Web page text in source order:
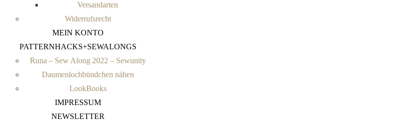
Versandarten
Widerrufsrecht
MEIN KONTO
PATTERNHACKS+SEWALONGS
Runa – Sew Along 2022 – Sewunity
Daumenlochbündchen nähen
LookBooks
IMPRESSUM
NEWSLETTER